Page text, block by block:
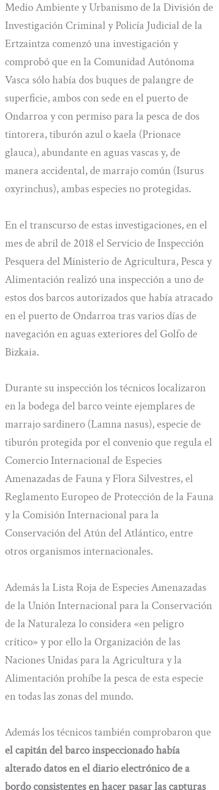
Medio Ambiente y Urbanismo de la División de
Investigación Criminal y Policía Judicial de la
Ertzaintza comenzó una investigación y
comprobó que en la Comunidad Autónoma
Vasca sólo había dos buques de palangre de
superficie, ambos con sede en el puerto de
Ondarroa y con permiso para la pesca de dos
tintorera, tiburón azul o kaela (Prionace
glauca), abundante en aguas vascas y, de
manera accidental, de marrajo común (Isurus
oxyrinchus), ambas especies no protegidas.
En el transcurso de estas investigaciones, en el
mes de abril de 2018 el Servicio de Inspección
Pesquera del Ministerio de Agricultura, Pesca y
Alimentación realizó una inspección a uno de
estos dos barcos autorizados que había atracado
en el puerto de Ondarroa tras varios días de
navegación en aguas exteriores del Golfo de
Bizkaia.
Durante su inspección los técnicos localizaron
en la bodega del barco veinte ejemplares de
marrajo sardinero (Lamna nasus), especie de
tiburón protegida por el convenio que regula el
Comercio Internacional de Especies
Amenazadas de Fauna y Flora Silvestres, el
Reglamento Europeo de Protección de la Fauna
y la Comisión Internacional para la
Conservación del Atún del Atlántico, entre
otros organismos internacionales.
Además la Lista Roja de Especies Amenazadas
de la Unión Internacional para la Conservación
de la Naturaleza lo considera «en peligro
crítico» y por ello la Organización de las
Naciones Unidas para la Agricultura y la
Alimentación prohíbe la pesca de esta especie
en todas las zonas del mundo.
Además los técnicos también comprobaron que
el capitán del barco inspeccionado había
alterado datos en el diario electrónico de a
bordo consistentes en hacer pasar las capturas